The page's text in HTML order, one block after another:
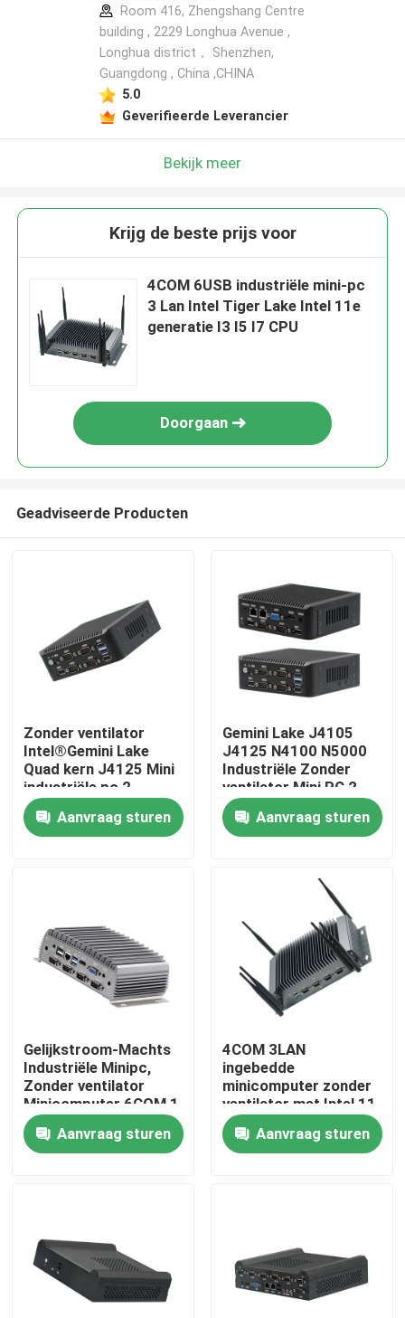
Thuis
Fabrieksreis
Contacteer ons
Vraag een offerte aan
industriële Comité PC
ruwe tabletpc
Room 416, Zhengshang Centre
building , 2229 Longhua Avenue ,
Longhua district， Shenzhen,
Guangdong , China ,CHINA
5.0
Geverifieerde Leverancier
Bekijk meer
Krijg de beste prijs voor
4COM 6USB industriële mini-pc
3 Lan Intel Tiger Lake Intel 11e
generatie I3 I5 I7 CPU
Doorgaan
Geadviseerde Producten
Zonder ventilator
Intel®Gemini Lake
Quad kern J4125 Mini
industriële pc 2
Gigabyte NIC 6COM
Nuc Aanvraag sturen
Gemini Lake J4105
J4125 N4100 N5000
Industriële Zonder
ventilator Mini PC 2
LAN 6COM Nuc
Aanvraag sturen
Gelijkstroom-Machts
Industriële Minipc,
Zonder ventilator
Minicomputer 6COM 1
LAN vierlingkern
J4205Aanvraag sturen
4COM 3LAN
ingebedde
minicomputer zonder
ventilator met Intel 11
Gen Tiger Lake 6305
CPU Aanvraag sturen